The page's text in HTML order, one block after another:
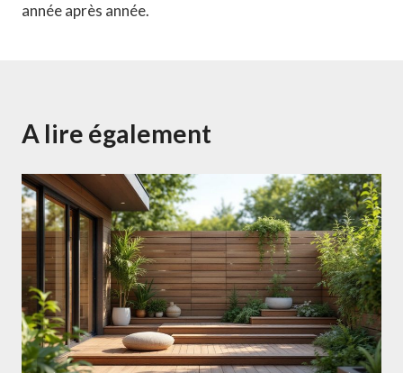
année après année.
A lire également